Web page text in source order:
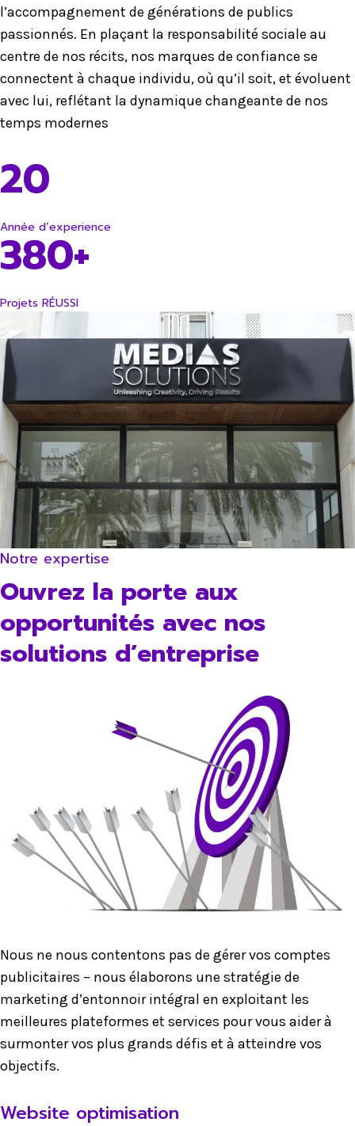
l’accompagnement de générations de publics
passionnés. En plaçant la responsabilité sociale au
centre de nos récits, nos marques de confiance se
connectent à chaque individu, où qu’il soit, et évoluent
avec lui, reflétant la dynamique changeante de nos
temps modernes
20
Année d’experience
380+
Projets RÉUSSI
Notre expertise
Ouvrez la porte aux
opportunités avec nos
solutions d’entreprise
Nous ne nous contentons pas de gérer vos comptes
publicitaires – nous élaborons une stratégie de
marketing d’entonnoir intégral en exploitant les
meilleures plateformes et services pour vous aider à
surmonter vos plus grands défis et à atteindre vos
objectifs.
Website optimisation